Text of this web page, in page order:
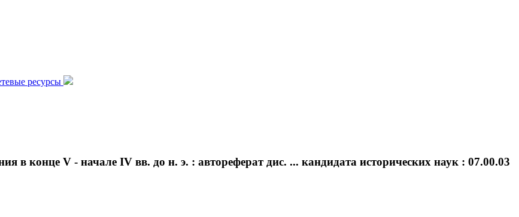
ресурсы
в конце V - начале IV вв. до н. э. : автореферат дис. ... кандидата исторических наук : 07.00.03